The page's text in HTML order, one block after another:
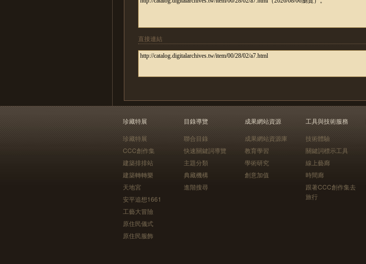
直接連結
珍藏特展
珍藏特展
CCC創作集
建築排排站
建築轉轉樂
天地宮
安平追想1661
工藝大冒險
原住民儀式
原住民服飾
目錄導覽
聯合目錄
快速關鍵詞導覽
主題分類
典藏機構
進階搜尋
成果網站資源
成果網站資源庫
教育學習
學術研究
創意加值
工具與技術服務
技術體驗
關鍵詞標示工具
線上藝廊
時間廊
跟著CCC創作集去
旅行